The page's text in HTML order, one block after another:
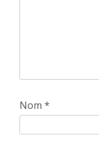
Nom *